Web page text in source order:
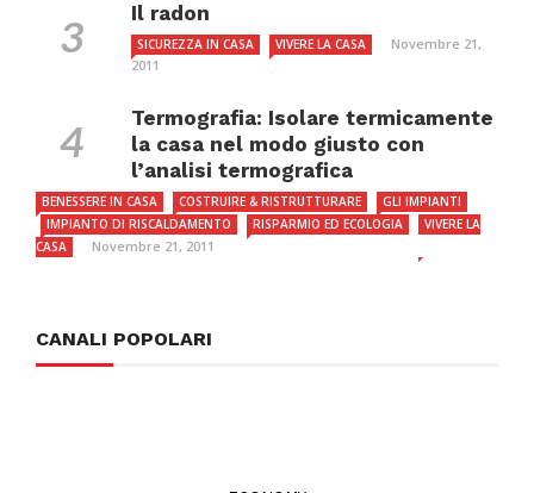
Il radon
SICUREZZA IN CASA VIVERE LA CASA
Novembre 21,
2011
Termografia: Isolare termicamente
la casa nel modo giusto con
l’analisi termografica
BENESSERE IN CASA COSTRUIRE & RISTRUTTURARE
GLI IMPIANTI
IMPIANTO DI RISCALDAMENTO
RISPARMIO ED ECOLOGIA
VIVERE LA
CASA
Novembre 21, 2011
CANALI POPOLARI